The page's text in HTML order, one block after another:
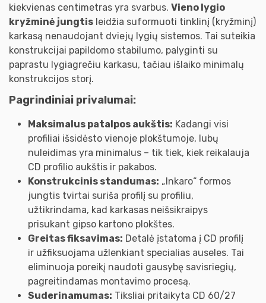
kiekvienas centimetras yra svarbus. Vieno lygio
kryžminė jungtis leidžia suformuoti tinklinį (kryžminį)
karkasą nenaudojant dviejų lygių sistemos. Tai suteikia
konstrukcijai papildomo stabilumo, palyginti su
paprastu lygiagrečiu karkasu, tačiau išlaiko minimalų
konstrukcijos storį.
Pagrindiniai privalumai:
Maksimalus patalpos aukštis: Kadangi visi
profiliai išsidėsto vienoje plokštumoje, lubų
nuleidimas yra minimalus – tik tiek, kiek reikalauja
CD profilio aukštis ir pakabos.
Konstrukcinis standumas: „Inkaro“ formos
jungtis tvirtai suriša profilį su profiliu,
užtikrindama, kad karkasas neišsikraipys
prisukant gipso kartono plokštes.
Greitas fiksavimas: Detalė įstatoma į CD profilį
ir užfiksuojama užlenkiant specialias auseles. Tai
eliminuoja poreikį naudoti gausybę savisriegių,
pagreitindamas montavimo procesą.
Suderinamumas: Tiksliai pritaikyta CD 60/27